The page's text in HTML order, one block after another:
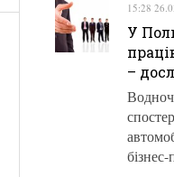
15:28
У
–